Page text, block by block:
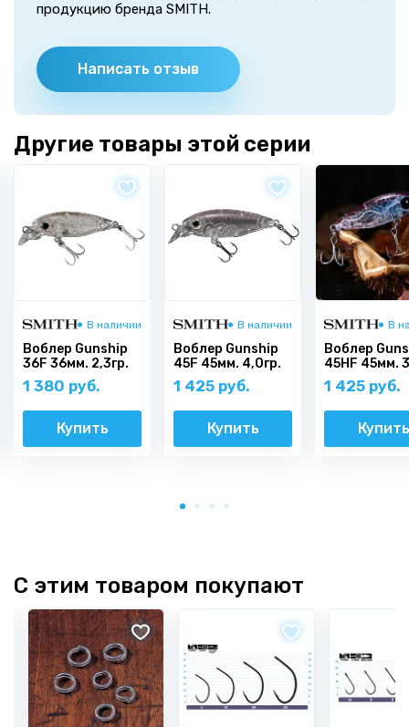
продукцию бренда SMITH.
Написать отзыв
Другие товары этой серии
В наличии
Воблер Gunship
36F 36мм. 2,3гр.
1 380 руб.
Купить
В наличии
Воблер Gunship
45F 45мм. 4,0гр.
1 425 руб.
Купить
В
Воблер
45HF 45мм.
1 425 руб.
Купить
С этим товаром покупают